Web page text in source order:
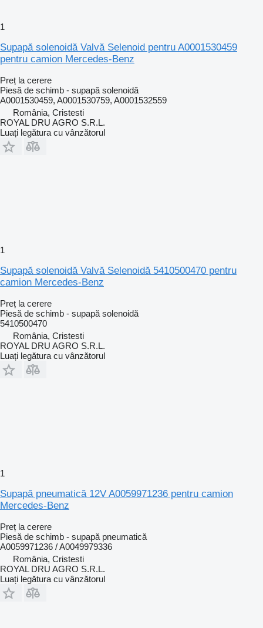
1
Supapă solenoidă Valvă Selenoid pentru A0001530459
pentru camion Mercedes-Benz
Preț la cerere
Piesă de schimb - supapă solenoidă
A0001530459, A0001530759, A0001532559
România, Cristesti
ROYAL DRU AGRO S.R.L.
Luați legătura cu vânzătorul
1
Supapă solenoidă Valvă Selenoidă 5410500470 pentru
camion Mercedes-Benz
Preț la cerere
Piesă de schimb - supapă solenoidă
5410500470
România, Cristesti
ROYAL DRU AGRO S.R.L.
Luați legătura cu vânzătorul
1
Supapă pneumatică 12V A0059971236 pentru camion
Mercedes-Benz
Preț la cerere
Piesă de schimb - supapă pneumatică
A0059971236 / A0049979336
România, Cristesti
ROYAL DRU AGRO S.R.L.
Luați legătura cu vânzătorul